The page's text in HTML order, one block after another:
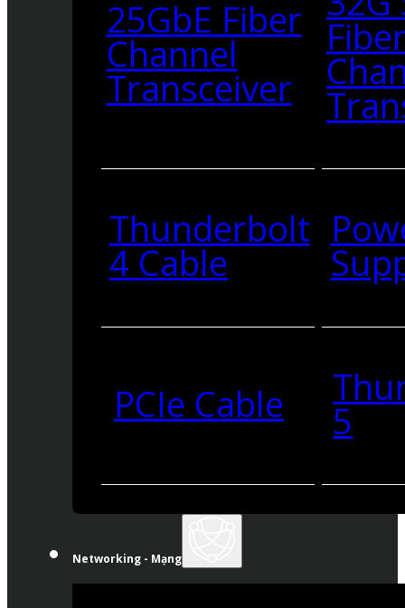
25GbE Fiber
Channel
Transceiver
Thunderbolt
4 Cable
PCIe Cable 5
Networking - Mạng